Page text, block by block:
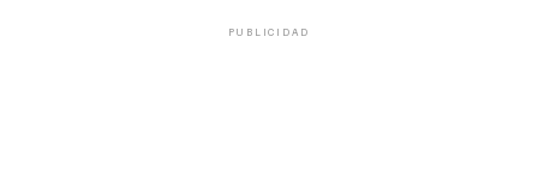
PUBLICIDAD